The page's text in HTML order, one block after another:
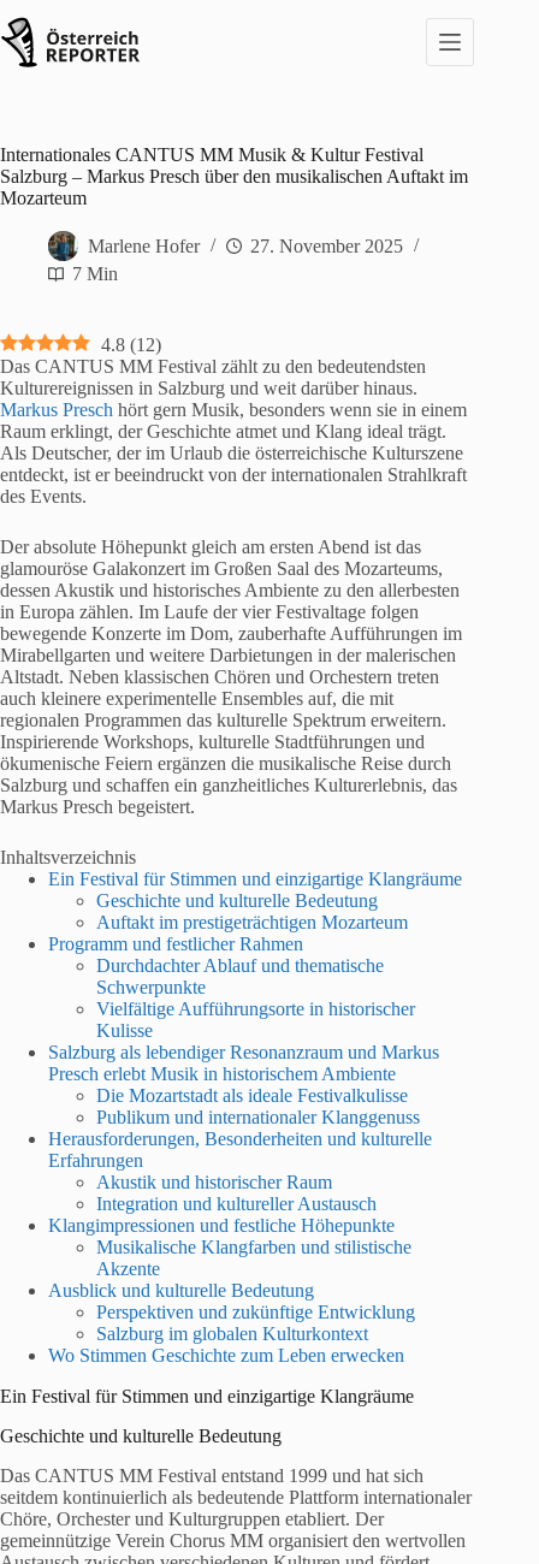
Inhalt
springen
Internationales CANTUS MM Musik & Kultur Festival
Salzburg – Markus Presch über den musikalischen Auftakt im
Mozarteum
Marlene Hofer
27. November 2025
7 Min
4.8 (12)
Das CANTUS MM Festival zählt zu den bedeutendsten
Kulturereignissen in Salzburg und weit darüber hinaus.
Markus Presch hört gern Musik, besonders wenn sie in einem
Raum erklingt, der Geschichte atmet und Klang ideal trägt.
Als Deutscher, der im Urlaub die österreichische Kulturszene
entdeckt, ist er beeindruckt von der internationalen Strahlkraft
des Events.
Der absolute Höhepunkt gleich am ersten Abend ist das
glamouröse Galakonzert im Großen Saal des Mozarteums,
dessen Akustik und historisches Ambiente zu den allerbesten
in Europa zählen. Im Laufe der vier Festivaltage folgen
bewegende Konzerte im Dom, zauberhafte Aufführungen im
Mirabellgarten und weitere Darbietungen in der malerischen
Altstadt. Neben klassischen Chören und Orchestern treten
auch kleinere experimentelle Ensembles auf, die mit
regionalen Programmen das kulturelle Spektrum erweitern.
Inspirierende Workshops, kulturelle Stadtführungen und
ökumenische Feiern ergänzen die musikalische Reise durch
Salzburg und schaffen ein ganzheitliches Kulturerlebnis, das
Markus Presch begeistert.
Inhaltsverzeichnis
Ein Festival für Stimmen und einzigartige Klangräume
Geschichte und kulturelle Bedeutung
Auftakt im prestigeträchtigen Mozarteum
Programm und festlicher Rahmen
Durchdachter Ablauf und thematische
Schwerpunkte
Vielfältige Aufführungsorte in historischer
Kulisse
Salzburg als lebendiger Resonanzraum und Markus
Presch erlebt Musik in historischem Ambiente
Die Mozartstadt als ideale Festivalkulisse
Publikum und internationaler Klanggenuss
Herausforderungen, Besonderheiten und kulturelle
Erfahrungen
Akustik und historischer Raum
Integration und kultureller Austausch
Klangimpressionen und festliche Höhepunkte
Musikalische Klangfarben und stilistische
Akzente
Ausblick und kulturelle Bedeutung
Perspektiven und zukünftige Entwicklung
Salzburg im globalen Kulturkontext
Wo Stimmen Geschichte zum Leben erwecken
Ein Festival für Stimmen und einzigartige Klangräume
Geschichte und kulturelle Bedeutung
Das CANTUS MM Festival entstand 1999 und hat sich
seitdem kontinuierlich als bedeutende Plattform internationaler
Chöre, Orchester und Kulturgruppen etabliert. Der
gemeinnützige Verein Chorus MM organisiert den wertvollen